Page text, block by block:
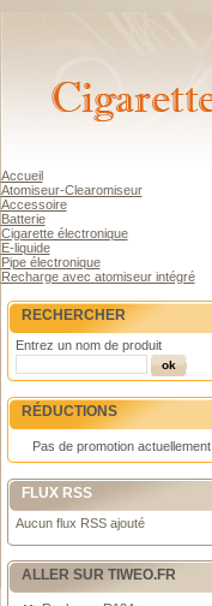
Accueil
Atomiseur-Clearomiseur
Accessoire
Batterie
Cigarette électronique
E-liquide
Pipe électronique
Recharge avec atomiseur intégré
RECHERCHER
Entrez un nom de produit
RÉDUCTIONS
Pas de promotion actuellement
FLUX RSS
Aucun flux RSS ajouté
ALLER SUR TIWEO.FR